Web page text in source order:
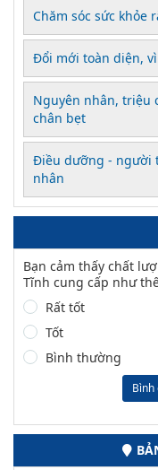
Chăm sóc sức khỏe
Đổi mới toàn diện,
Nguyên nhân, triệu
chân bẹt
Điều dưỡng - người
nhân
Bạn cảm thấy chất
Tĩnh cung cấp như
Rất tốt
Tốt
Bình thường
Bình